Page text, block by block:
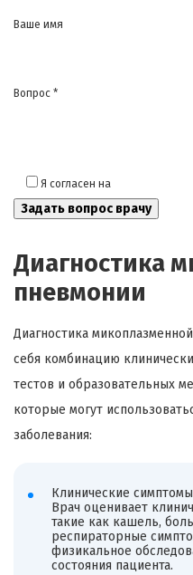
Ваше имя
Вопрос *
Я согласен на
Диагностика
пневмонии
Диагностика
себя комбинацию
тестов и образовательных
которые могут
заболевания:
Клинические
Врач оценивает
такие как кашель,
респираторные
физикальное
состояния пациента.